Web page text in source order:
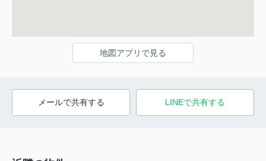
地図アプリで見る
メールで共有する LINEで共有する